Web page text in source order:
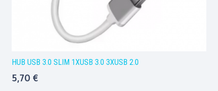
HUB USB 3.0 SLIM 1XUSB 3.0 3XUSB 2.0
5,70 €